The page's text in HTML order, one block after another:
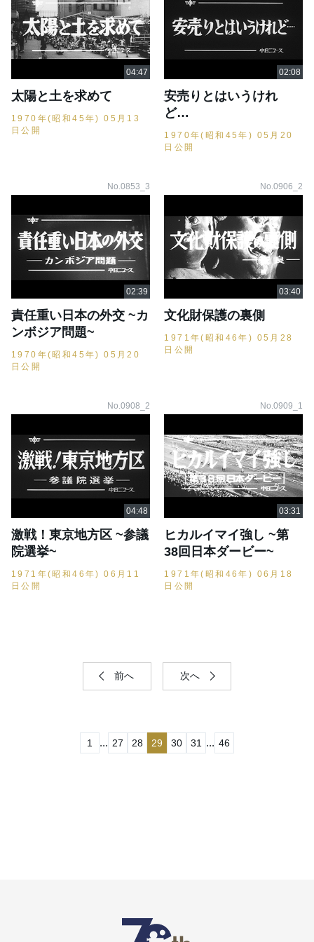
太陽と土を求めて
1970年(昭和45年) 05月13
日公開
安売りとはいうけれ
ど…
1970年(昭和45年) 05月20
日公開
No.0853_3
責任重い日本の外交 ~カ
ンボジア問題~
1970年(昭和45年) 05月20
日公開
No.0906_2
文化財保護の裏側
1971年(昭和46年) 05月28
日公開
No.0908_2
激戦！東京地方区 ~参議
院選挙~
1971年(昭和46年) 06月11
日公開
No.0909_1
ヒカルイマイ強し ~第
38回日本ダービー~
1971年(昭和46年) 06月18
日公開
前へ 次へ
1 ... 27 28 29 30 31 ... 46